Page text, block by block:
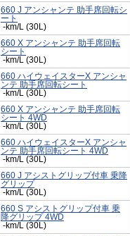
660 J アンシャンテ 助手席回転シ
ート
-km/L (30L)
660 X アンシャンテ 助手席回転
シート
-km/L (30L)
660 ハイウェイスターX アンシャ
ンテ 助手席回転シート
-km/L (30L)
660 X アンシャンテ 助手席回転
シート 4WD
-km/L (30L)
660 ハイウェイスターX アンシャ
ンテ 助手席回転シート 4WD
-km/L (30L)
660 J アシストグリップ付車 乗降
グリップ
-km/L (30L)
660 S アシストグリップ付車 乗
降グリップ 4WD
-km/L (30L)